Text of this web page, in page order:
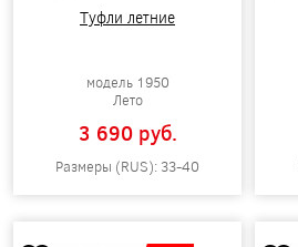
Туфли летние
модель 1950
Лето
3 690 pуб.
Размеры (RUS): 33-40